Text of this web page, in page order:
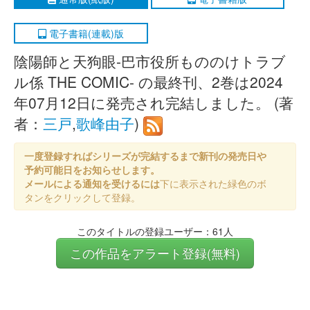
電子書籍(連載)版
陰陽師と天狗眼-巴市役所もののけトラブ
ル係 THE COMIC- の最終刊、2巻は2024
年07月12日に発売され完結しました。 (著
者： 三戸,歌峰由子)
一度登録すればシリーズが完結するまで新刊の発売日や
予約可能日をお知らせします。
メールによる通知を受けるには下に表示された緑色のボ
タンをクリックして登録。
このタイトルの登録ユーザー：61人
この作品をアラート登録(無料)